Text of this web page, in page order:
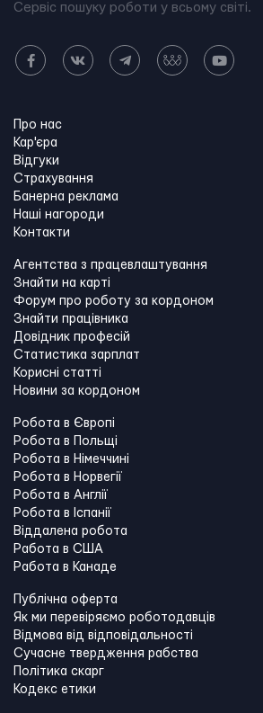
Сервіс пошуку роботи у всьому світі.
Про нас
Кар'єра
Відгуки
Страхування
Банерна реклама
Наші нагороди
Контакти
Агентства з працевлаштування
Знайти на карті
Форум про роботу за кордоном
Знайти працівника
Довідник професій
Статистика зарплат
Корисні статті
Новини за кордоном
Робота в Європі
Робота в Польщі
Робота в Німеччині
Робота в Норвегії
Робота в Англії
Робота в Іспанії
Віддалена робота
Работа в США
Работа в Канадe
Публічна оферта
Як ми перевіряємо роботодавців
Відмова від відповідальності
Сучасне твердження рабства
Політика скарг
Кодекс етики